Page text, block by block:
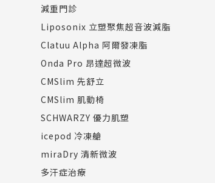
減重門診
Liposonix 立塑聚焦超音波減脂
Clatuu Alpha 阿爾發凍脂
Onda Pro 昂達超微波
CMSlim 先舒立
CMSlim 肌動椅
SCHWARZY 優力肌塑
icepod 冷凍艙
miraDry 清新微波
多汗症治療